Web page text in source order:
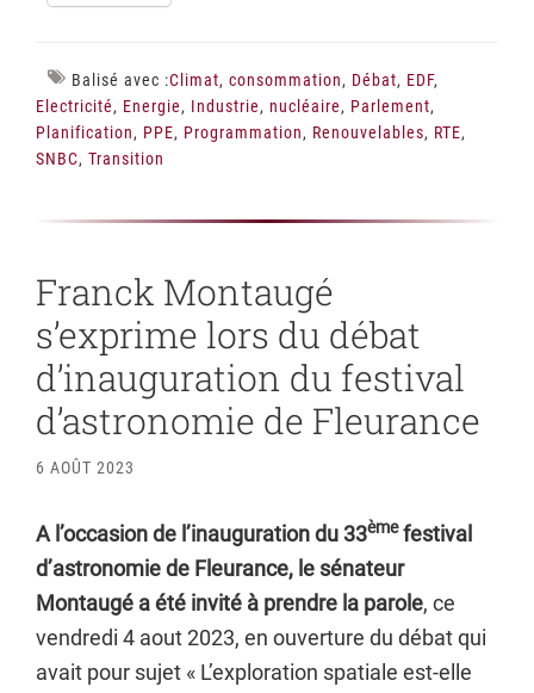
Balisé avec :Climat, consommation, Débat, EDF,
Electricité, Energie, Industrie, nucléaire, Parlement,
Planification, PPE, Programmation, Renouvelables, RTE,
SNBC, Transition
Franck Montaugé
s’exprime lors du débat
d’inauguration du festival
d’astronomie de Fleurance
6 AOÛT 2023
A l’occasion de l’inauguration du 33èmefestival
d’astronomie de Fleurance, le sénateur
Montaugé a été invité à prendre la parole, ce
vendredi 4 aout 2023, en ouverture du débat qui
avait pour sujet « L’exploration spatiale est-elle